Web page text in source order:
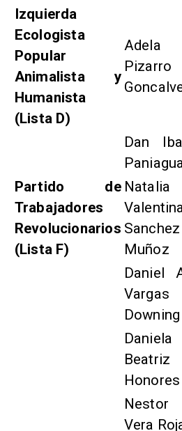
Izquierda
Ecologista
Popular
Animalista y
Humanista
(Lista D)
Adela
Pizarro
Dan
Partido de
Trabajadores
Revolucionarios
(Lista F)
Natalia
Sanchez
Muñoz
Daniel
Vargas
Downing
Daniela
Beatriz
Honores
Vera